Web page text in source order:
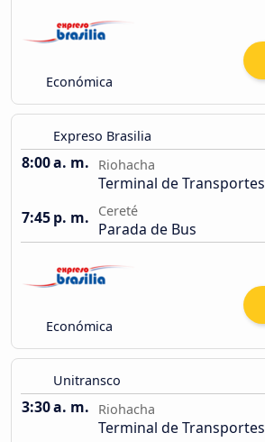
Económica
Expreso Brasilia
8:00 a. m. Riohacha
Terminal de Transportes
7:45 p. m.
Cereté
Parada de Bus
Económica
Unitransco
3:30 a. m. Riohacha
Terminal de Transportes